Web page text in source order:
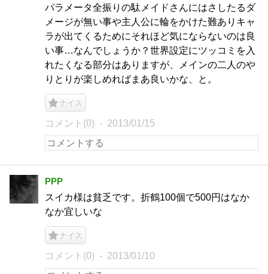
パラメータ全振りの駄メイドさんにはさしたるダ
メージが無い事や主人公に輪をかけた難ありキャ
ラが出てくるためにそれほど気にならないのは良
い事…なんでしょうか？世界設定にツッコミを入
れたくなる部分はありますが、メインの二人のや
りとりが楽しめればまあ良いかな、と。
ナイス
コメント(0) 2013/01/15
PPP
スイカ様は貧乏です。折鶴100個で500円はなか
なか宜しいな
ナイス
コメント(0) 2013/01/10